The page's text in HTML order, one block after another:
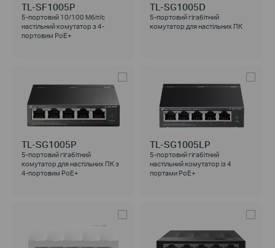
TL-SF1005P
5-портовий 10/100 Мбіт/с
настільний комутатор з 4-
портовим PoE+
TL-SG1005D
5-портовий гігабітний
комутатор для настільних ПК
TL-SG1005P
5-портовий гігабітний
комутатор для настільних ПК з
4-портовим PoE+
TL-SG1005LP
5-портовий гігабітний
настільний комутатор із 4
портами PoE+